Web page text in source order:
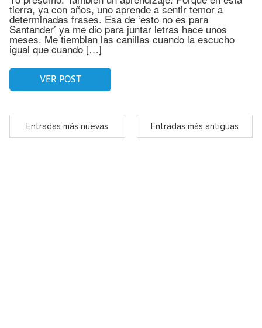
tierra, ya con años, uno aprende a sentir temor a
determinadas frases. Esa de ‘esto no es para
Santander’ ya me dio para juntar letras hace unos
meses. Me tiemblan las canillas cuando la escucho
igual que cuando […]
VER POST
Entradas más nuevas Entradas más antiguas